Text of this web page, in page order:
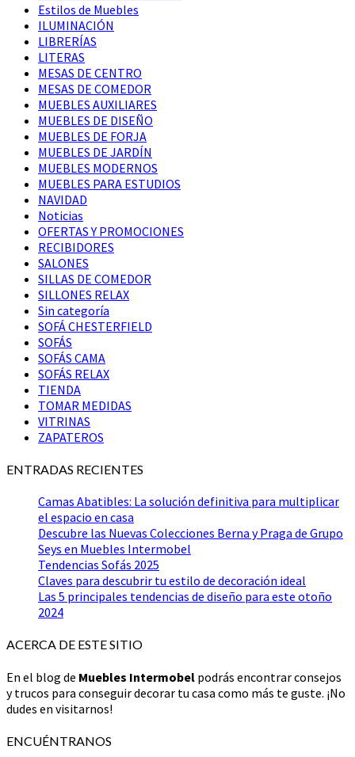
Estilos de Muebles
ILUMINACIÓN
LIBRERÍAS
LITERAS
MESAS DE CENTRO
MESAS DE COMEDOR
MUEBLES AUXILIARES
MUEBLES DE DISEÑO
MUEBLES DE FORJA
MUEBLES DE JARDÍN
MUEBLES MODERNOS
MUEBLES PARA ESTUDIOS
NAVIDAD
Noticias
OFERTAS Y PROMOCIONES
RECIBIDORES
SALONES
SILLAS DE COMEDOR
SILLONES RELAX
Sin categoría
SOFÁ CHESTERFIELD
SOFÁS
SOFÁS CAMA
SOFÁS RELAX
TIENDA
TOMAR MEDIDAS
VITRINAS
ZAPATEROS
ENTRADAS RECIENTES
Camas Abatibles: La solución definitiva para multiplicar
el espacio en casa
Descubre las Nuevas Colecciones Berna y Praga de Grupo
Seys en Muebles Intermobel
Tendencias Sofás 2025
Claves para descubrir tu estilo de decoración ideal
Las 5 principales tendencias de diseño para este otoño
2024
ACERCA DE ESTE SITIO
En el blog de Muebles Intermobel podrás encontrar consejos
y trucos para conseguir decorar tu casa como más te guste. ¡No
dudes en visitarnos!
ENCUÉNTRANOS